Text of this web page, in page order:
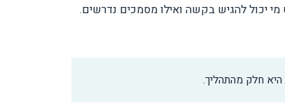
יכול להגיש בקשה ואילו מסמכים נדרשים.